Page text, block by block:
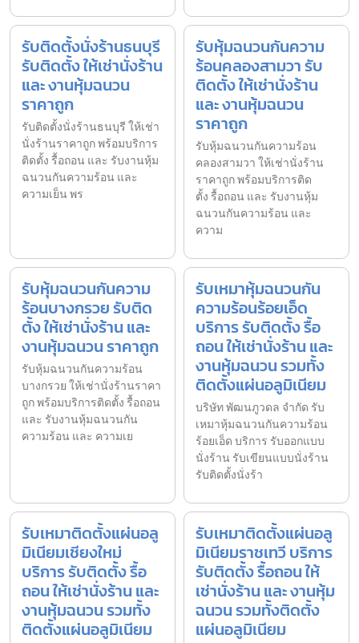
รับติดตั้งนั่งร้านธนบุรี
รับติดตั้ง ให้เช่านั่งร้าน
และ งานหุ้มฉนวน
ราคาถูก
รับติดตั้งนั่งร้านธนบุรี ให้เช่า
นั่งร้านราคาถูก พร้อมบริการ
ติดตั้ง รื้อถอน และ รับงานหุ้ม
ฉนวนกันความร้อน และ
ความเย็น พร
รับหุ้มฉนวนกันความ
ร้อนคลองสามวา รับ
ติดตั้ง ให้เช่านั่งร้าน
และ งานหุ้มฉนวน
ราคาถูก
รับหุ้มฉนวนกันความร้อน
คลองสามวา ให้เช่านั่งร้าน
ราคาถูก พร้อมบริการติด
ตั้ง รื้อถอน และ รับงานหุ้ม
ฉนวนกันความร้อน และ
ความ
รับหุ้มฉนวนกันความ
ร้อนบางกรวย รับติด
ตั้ง ให้เช่านั่งร้าน และ
งานหุ้มฉนวน ราคาถูก
รับหุ้มฉนวนกันความร้อน
บางกรวย ให้เช่านั่งร้านราคา
ถูก พร้อมบริการติดตั้ง รื้อถอน
และ รับงานหุ้มฉนวนกัน
ความร้อน และ ความเย
รับเหมาหุ้มฉนวนกัน
ความร้อนร้อยเอ็ด
บริการ รับติดตั้ง รื้อ
ถอน ให้เช่านั่งร้าน และ
งานหุ้มฉนวน รวมทั้ง
ติดตั้งแผ่นอลูมิเนียม
บริษัท พัฒนภูวดล จำกัด รับ
เหมาหุ้มฉนวนกันความร้อน
ร้อยเอ็ด บริการ รับออกแบบ
นั่งร้าน รับเขียนแบบนั่งร้าน
รับติดตั้งนั่งร้า
รับเหมาติดตั้งแผ่นอลู
มิเนียมเชียงใหม่
บริการ รับติดตั้ง รื้อ
ถอน ให้เช่านั่งร้าน และ
งานหุ้มฉนวน รวมทั้ง
ติดตั้งแผ่นอลูมิเนียม
รับเหมาติดตั้งแผ่นอลู
มิเนียมราชเทวี บริการ
รับติดตั้ง รื้อถอน ให้
เช่านั่งร้าน และ งานหุ้ม
ฉนวน รวมทั้งติดตั้ง
แผ่นอลูมิเนียม